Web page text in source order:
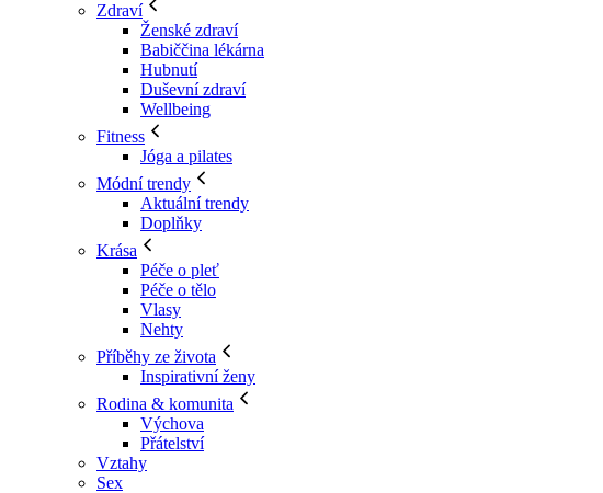
Zdraví
Ženské zdraví
Babiččina lékárna
Hubnutí
Duševní zdraví
Wellbeing
Fitness
Jóga a pilates
Módní trendy
Aktuální trendy
Doplňky
Krása
Péče o pleť
Péče o tělo
Vlasy
Nehty
Příběhy ze života
Inspirativní ženy
Rodina & komunita
Výchova
Přátelství
Vztahy
Sex